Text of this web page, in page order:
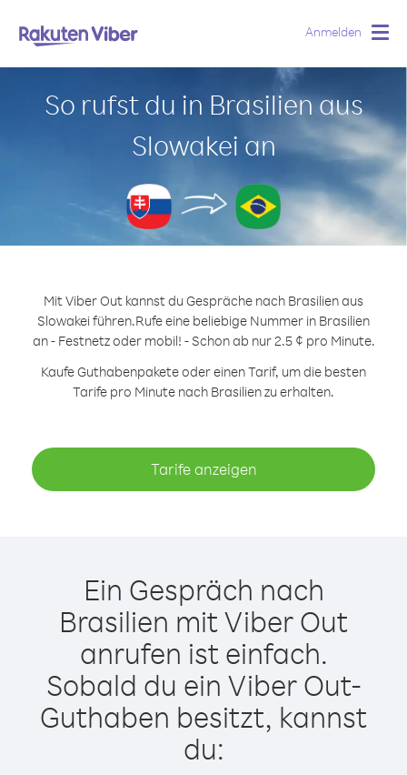
Anmelden
So rufst du in Brasilien aus
Slowakei an
Mit Viber Out kannst du Gespräche nach Brasilien aus
Slowakei führen.Rufe eine beliebige Nummer in Brasilien
an - Festnetz oder mobil! - Schon ab nur 2.5 ¢ pro Minute.
Kaufe Guthabenpakete oder einen Tarif, um die besten
Tarife pro Minute nach Brasilien zu erhalten.
Tarife anzeigen
Ein Gespräch nach
Brasilien mit Viber Out
anrufen ist einfach.
Sobald du ein Viber Out-
Guthaben besitzt, kannst
du: